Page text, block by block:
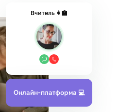
Вчитель 👩‍🏫
Онлайн‑платформа 💻